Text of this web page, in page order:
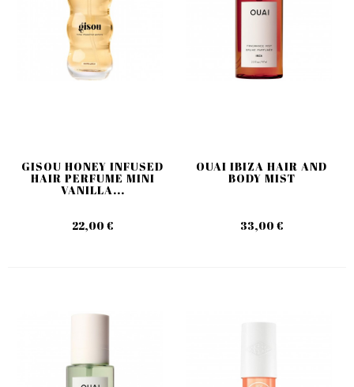
GISOU HONEY INFUSED
HAIR PERFUME MINI
VANILLA...
22,00 €
OUAI IBIZA HAIR AND
BODY MIST
33,00 €